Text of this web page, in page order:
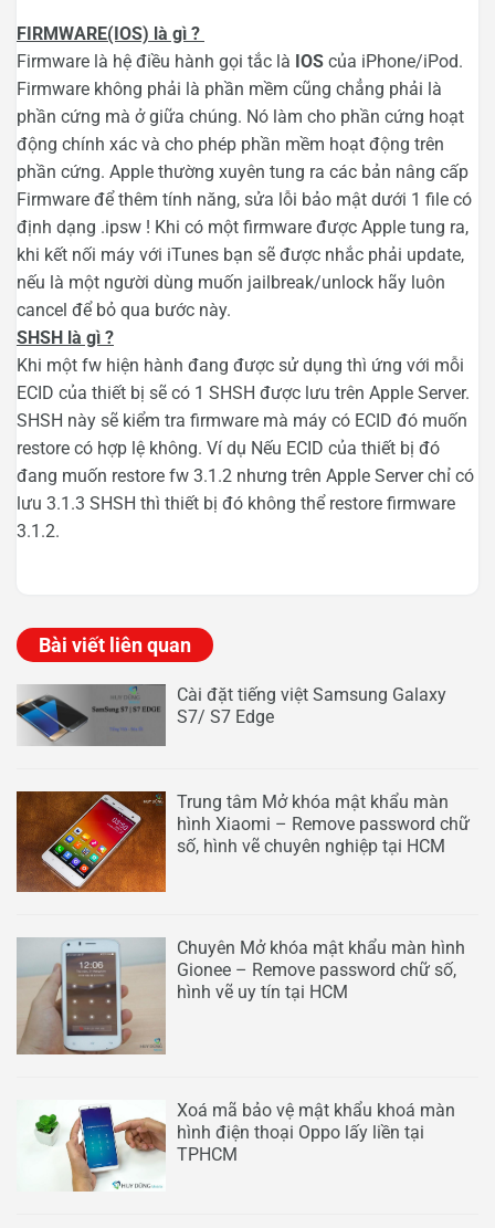
FIRMWARE(IOS) là gì ?
Firmware là hệ điều hành gọi tắc là IOS của iPhone/iPod.
Firmware không phải là phần mềm cũng chẳng phải là
phần cứng mà ở giữa chúng. Nó làm cho phần cứng hoạt
động chính xác và cho phép phần mềm hoạt động trên
phần cứng. Apple thường xuyên tung ra các bản nâng cấp
Firmware để thêm tính năng, sửa lỗi bảo mật dưới 1 file có
định dạng .ipsw ! Khi có một firmware được Apple tung ra,
khi kết nối máy với iTunes bạn sẽ được nhắc phải update,
nếu là một người dùng muốn jailbreak/unlock hãy luôn
cancel để bỏ qua bước này.
SHSH là gì ?
Khi một fw hiện hành đang được sử dụng thì ứng với mỗi
ECID của thiết bị sẽ có 1 SHSH được lưu trên Apple Server.
SHSH này sẽ kiểm tra firmware mà máy có ECID đó muốn
restore có hợp lệ không. Ví dụ Nếu ECID của thiết bị đó
đang muốn restore fw 3.1.2 nhưng trên Apple Server chỉ có
lưu 3.1.3 SHSH thì thiết bị đó không thể restore firmware
3.1.2.
Bài viết liên quan
Cài đặt tiếng việt Samsung Galaxy
S7/ S7 Edge
Trung tâm Mở khóa mật khẩu màn
hình Xiaomi – Remove password chữ
số, hình vẽ chuyên nghiệp tại HCM
Chuyên Mở khóa mật khẩu màn hình
Gionee – Remove password chữ số,
hình vẽ uy tín tại HCM
Xoá mã bảo vệ mật khẩu khoá màn
hình điện thoại Oppo lấy liền tại
TPHCM